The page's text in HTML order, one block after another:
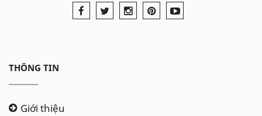
THÔNG TIN
Giới thiệu